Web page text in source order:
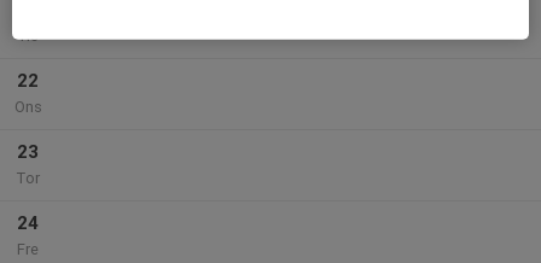
Tis
22
Ons
23
Tor
24
Fre